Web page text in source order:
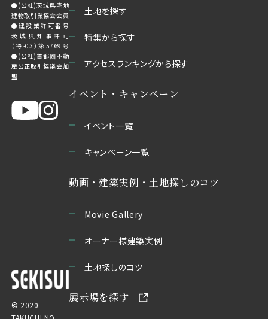
●(公社)茨城県宅地
建物取引業協会会員
●建設業許可番号
茨城県知事許可
（特-03）第5769号
●(公社)首都圏不動
産公正取引協議会加
盟
© 2020
土地を探す
特集から探す
アクセスランキングから探す
イベント・キャンペーン
イベント一覧
キャンペーン一覧
動画・建築実例・土地探しのコツ
Movie Gallery
オーナー様建築実例
土地探しのコツ
展示場を探す